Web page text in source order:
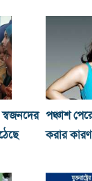
পঞ্চাশ
করার